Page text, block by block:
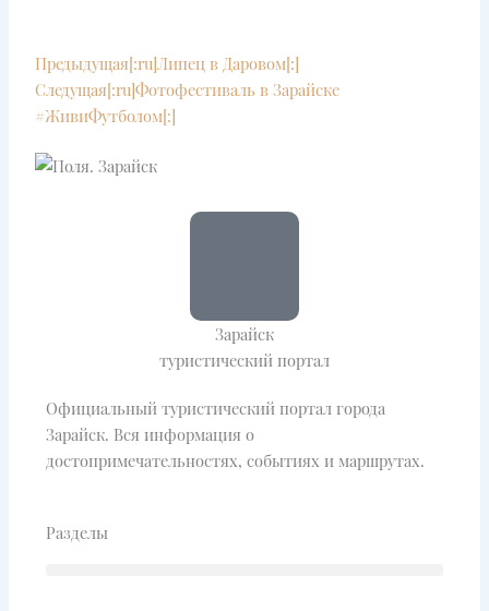
Prev
Предыдущая[:ru]Липец в Даровом[:]
Следущая[:ru]Фотофестиваль в Зарайске
#ЖивиФутболом[:]
Next
Зарайск
туристический портал
Официальный туристический портал города
Зарайск. Вся информация о
достопримечательностях, событиях и маршрутах.
Разделы